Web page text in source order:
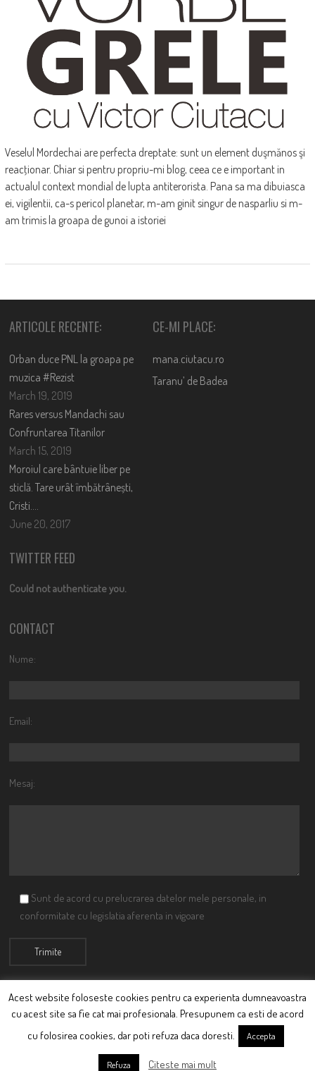
Veselul Mordechai are perfecta dreptate: sunt un element duşmănos şi
reacţionar. Chiar si pentru propriu-mi blog, ceea ce e important in
actualul context mondial de lupta antiterorista. Pana sa ma dibuiasca
ei, vigilentii, ca-s pericol planetar, m-am ginit singur de nasparliu si m-
am trimis la groapa de gunoi a istoriei
ARTICOLE RECENTE:
Orban duce PNL la groapa pe
muzica #Rezist
March 19, 2019
Rares versus Mandachi sau
Confruntarea Titanilor
March 15, 2019
Moroiul care bântuie liber pe
sticlă. Tare urât îmbătrânești,
Cristi….
June 20, 2017
CE-MI PLACE:
mana.ciutacu.ro
Taranu’ de Badea
TWITTER FEED
Could not authenticate you.
CONTACT
Nume:
Email:
Mesaj:
Sunt de acord cu prelucrarea datelor mele personale, in
conformitate cu legislatia aferenta in vigoare
© Ciutacu 2015 Parte a Imperiului Ciutacesc.
Acest website foloseste cookies pentru ca experienta dumneavoastra
cu acest site sa fie cat mai profesionala. Presupunem ca esti de acord
cu folosirea cookies, dar poti refuza daca doresti.
Accepta
Refuza Citeste mai mult